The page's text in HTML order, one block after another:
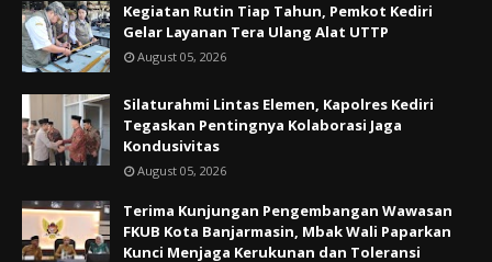
Kegiatan Rutin Tiap Tahun, Pemkot Kediri
Gelar Layanan Tera Ulang Alat UTTP
August 05, 2026
Silaturahmi Lintas Elemen, Kapolres Kediri
Tegaskan Pentingnya Kolaborasi Jaga
Kondusivitas
August 05, 2026
Terima Kunjungan Pengembangan Wawasan
FKUB Kota Banjarmasin, Mbak Wali Paparkan
Kunci Menjaga Kerukunan dan Toleransi